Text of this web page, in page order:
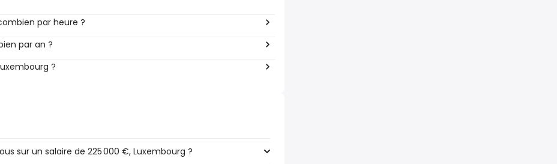
par heure ?
par an ?
?
sur un salaire de 225 000 €, Luxembourg ?